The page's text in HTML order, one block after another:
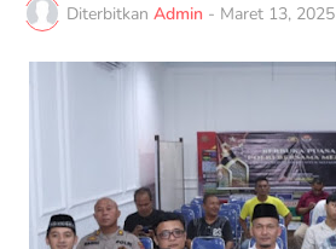
Diterbitkan Admin - Maret 13, 2025